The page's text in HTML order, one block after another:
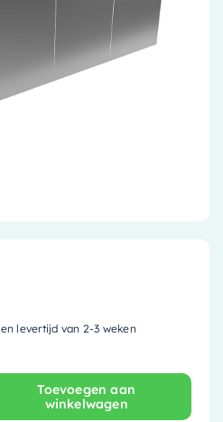
levertijd van 2-3 weken
Cubb - 200cm - jeans
Toevoegen aan
winkelwagen